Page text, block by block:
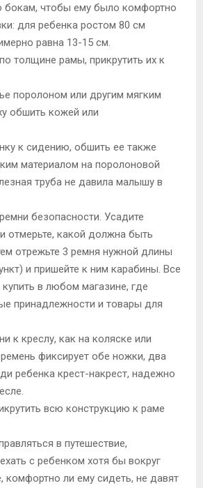
бокам, чтобы ему было комфортно
для ребенка ростом 80 см
равна 13-15 см.
толщине рамы, прикрутить их к
поролоном или другим мягким
обшить кожей или
к сидению, обшить ее также
материалом на поролоновой
труба не давила малышу в
безопасности. Усадите
отмерьте, какой должна быть
отрежьте 3 ремня нужной длины
и пришейте к ним карабины. Все
в любом магазине, где
принадлежности и товары для
к креслу, как на коляске или
фиксирует обе ножки, два
ребенка крест-накрест, надежно
всю конструкцию к раме
в путешествие,
с ребенком хотя бы вокруг
комфортно ли ему сидеть, не давят